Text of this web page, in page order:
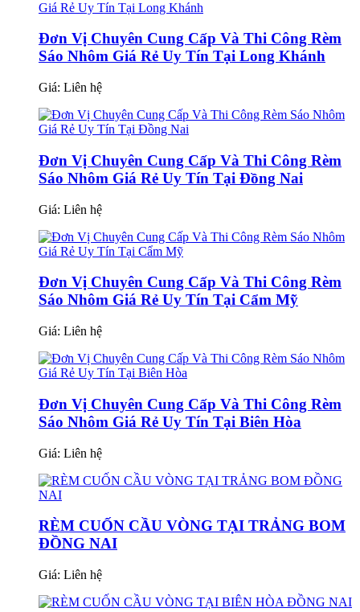
Đơn Vị Chuyên Cung Cấp Và Thi Công Rèm
Sáo Nhôm Giá Rẻ Uy Tín Tại Long Khánh
Giá: Liên hệ
Đơn Vị Chuyên Cung Cấp Và Thi Công Rèm
Sáo Nhôm Giá Rẻ Uy Tín Tại Đồng Nai
Giá: Liên hệ
Đơn Vị Chuyên Cung Cấp Và Thi Công Rèm
Sáo Nhôm Giá Rẻ Uy Tín Tại Cẩm Mỹ
Giá: Liên hệ
Đơn Vị Chuyên Cung Cấp Và Thi Công Rèm
Sáo Nhôm Giá Rẻ Uy Tín Tại Biên Hòa
Giá: Liên hệ
RÈM CUỐN CẦU VÒNG TẠI TRẢNG BOM
ĐỒNG NAI
Giá: Liên hệ